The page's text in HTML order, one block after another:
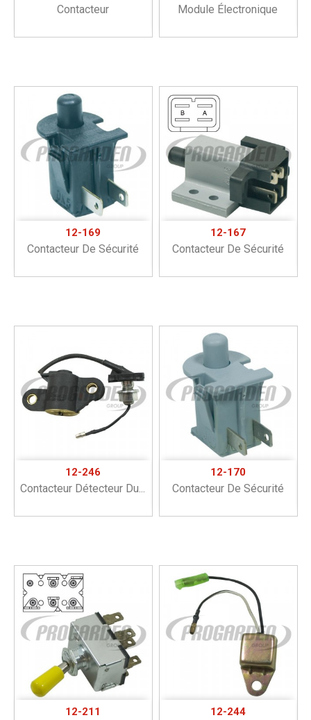
Contacteur Module Électronique
12-169
Contacteur De Sécurité
12-167
Contacteur De Sécurité
12-246
Contacteur Détecteur Du...
12-170
Contacteur De Sécurité
12-211 12-244